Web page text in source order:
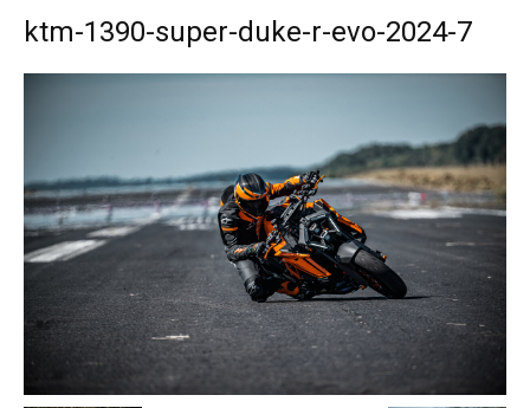
ktm-1390-super-duke-r-evo-2024-7